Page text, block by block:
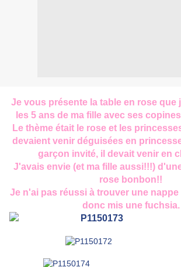
Je vous présente la table en rose que
les 5 ans de ma fille avec ses
Le thème était le rose et les
devaient venir déguisées en
garçon invité, il devait venir en
J'avais envie (et ma fille aussi!!!)
rose bonbon!!
Je n'ai pas réussi à trouver une nappe
donc mis une fuchsia.